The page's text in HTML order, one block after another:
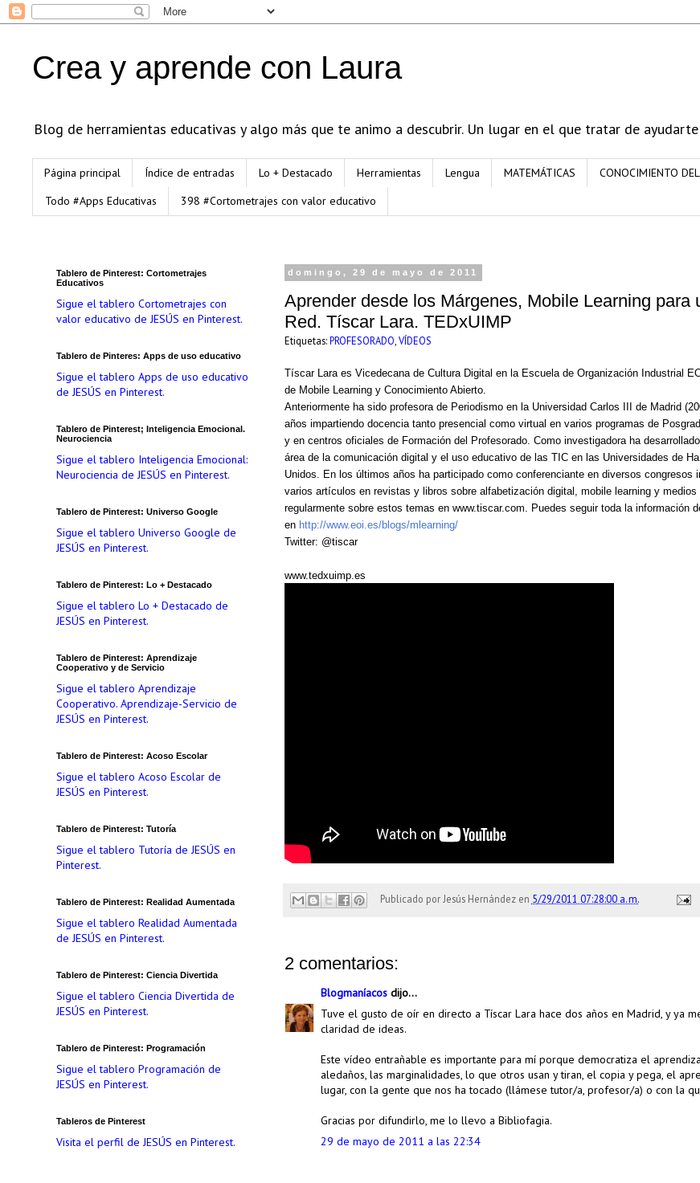
Crea y aprende con Laura
Blog de herramientas educativas y algo más que te animo a descubrir. Un lugar en el que tratar de
Página principal Índice de entradas Lo + Destacado Herramientas Lengua MATEMÁTICAS CONOCIMIENTO
Todo #Apps Educativas
398 #Cortometrajes con valor educativo
domingo, 29 de mayo de 2011
Aprender desde los Márgenes, Mobile Learning para
Red. Tíscar Lara. TEDxUIMP
Etiquetas:PROFESORADO VÍDEOS
Tíscar Lara es Vicedecana de Cultura Digital en la Escuela de Organización Industrial
de Mobile Learning y Conocimiento Abierto.
Anteriormente ha sido profesora de Periodismo en la Universidad Carlos III de Madrid
años impartiendo docencia tanto presencial como virtual en varios programas de
y en centros oficiales de Formación del Profesorado. Como investigadora ha
área de la comunicación digital y el uso educativo de las TIC en las Universidades de
Unidos. En los últimos años ha participado como conferenciante en diversos congresos
varios artículos en revistas y libros sobre alfabetización digital, mobile learning y
regularmente sobre estos temas en www.tiscar.com. Puedes seguir toda la información
en http://www.eoi.es/blogs/mlearning/
Twitter: @tiscar
www.tedxuimp.es
Publicado por Jesús Hernández en 5/29/2011 07:28:00 a. m.
2 comentarios:
Blogmaníacos dijo...
Tuve el gusto de oír en directo a Tíscar Lara hace dos años en Madrid, y ya
claridad de ideas.
Este vídeo entrañable es importante para mí porque democratiza el
aledaños, las marginalidades, lo que otros usan y tiran, el copia y pega, el
lugar, con la gente que nos ha tocado (llámese tutor/a, profesor/a) o con la
Gracias por difundirlo, me lo llevo a Bibliofagia.
29 de mayo de 2011 a las 22:34
Tablero de Pinterest: Cortometrajes
Educativos
Sigue el tablero Cortometrajes con
valor educativo de JESÚS en Pinterest.
Tablero de Pinteres: Apps de uso educativo
Sigue el tablero Apps de uso educativo
de JESÚS en Pinterest.
Tablero de Pinterest; Inteligencia Emocional.
Neurociencia
Sigue el tablero Inteligencia Emocional:
Neurociencia de JESÚS en Pinterest.
Tablero de Pinterest: Universo Google
Sigue el tablero Universo Google de
JESÚS en Pinterest.
Tablero de Pinterest: Lo + Destacado
Sigue el tablero Lo + Destacado de
JESÚS en Pinterest.
Tablero de Pinterest: Aprendizaje
Cooperativo y de Servicio
Sigue el tablero Aprendizaje
Cooperativo. Aprendizaje-Servicio de
JESÚS en Pinterest.
Tablero de Pinterest: Acoso Escolar
Sigue el tablero Acoso Escolar de
JESÚS en Pinterest.
Tablero de Pinterest: Tutoría
Sigue el tablero Tutoría de JESÚS en
Pinterest.
Tablero de Pinterest: Realidad Aumentada
Sigue el tablero Realidad Aumentada
de JESÚS en Pinterest.
Tablero de Pinterest: Ciencia Divertida
Sigue el tablero Ciencia Divertida de
JESÚS en Pinterest.
Tablero de Pinterest: Programación
Sigue el tablero Programación de
JESÚS en Pinterest.
Tableros de Pinterest
Visita el perfil de JESÚS en Pinterest.